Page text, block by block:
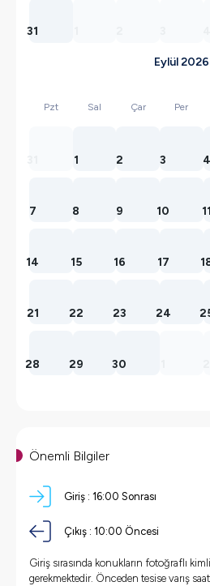
31
Eylül 2026
Pzt Sal Çar Per
1 2 3 4
7 8 9 10 11
14 15 16 17
21 22 23 24
28 29 30
Önemli Bilgiler
Giriş : 16:00 Sonrası
Çıkış : 10:00 Öncesi
Giriş sırasında konukların fotoğraflı
gerekmektedir. Önceden tesise varış